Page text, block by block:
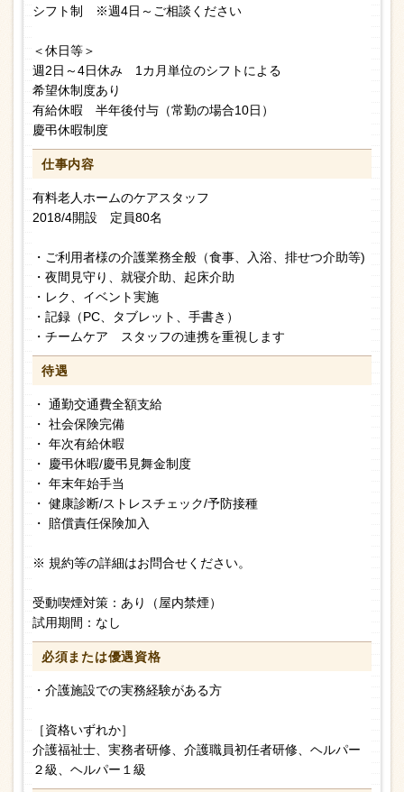
シフト制 ※週4日～ご相談ください
＜休日等＞
週2日～4日休み 1カ月単位のシフトによる
希望休制度あり
有給休暇 半年後付与（常勤の場合10日）
慶弔休暇制度
仕事内容
有料老人ホームのケアスタッフ
2018/4開設 定員80名
・ご利用者様の介護業務全般（食事、入浴、排せつ介助等)
・夜間見守り、就寝介助、起床介助
・レク、イベント実施
・記録（PC、タブレット、手書き）
・チームケア スタッフの連携を重視します
待遇
・ 通勤交通費全額支給
・ 社会保険完備
・ 年次有給休暇
・ 慶弔休暇/慶弔見舞金制度
・ 年末年始手当
・ 健康診断/ストレスチェック/予防接種
・ 賠償責任保険加入
※ 規約等の詳細はお問合せください。
受動喫煙対策：あり（屋内禁煙）
試用期間：なし
必須または優遇資格
・介護施設での実務経験がある方
［資格いずれか］
介護福祉士、実務者研修、介護職員初任者研修、ヘルパー
２級、ヘルパー１級